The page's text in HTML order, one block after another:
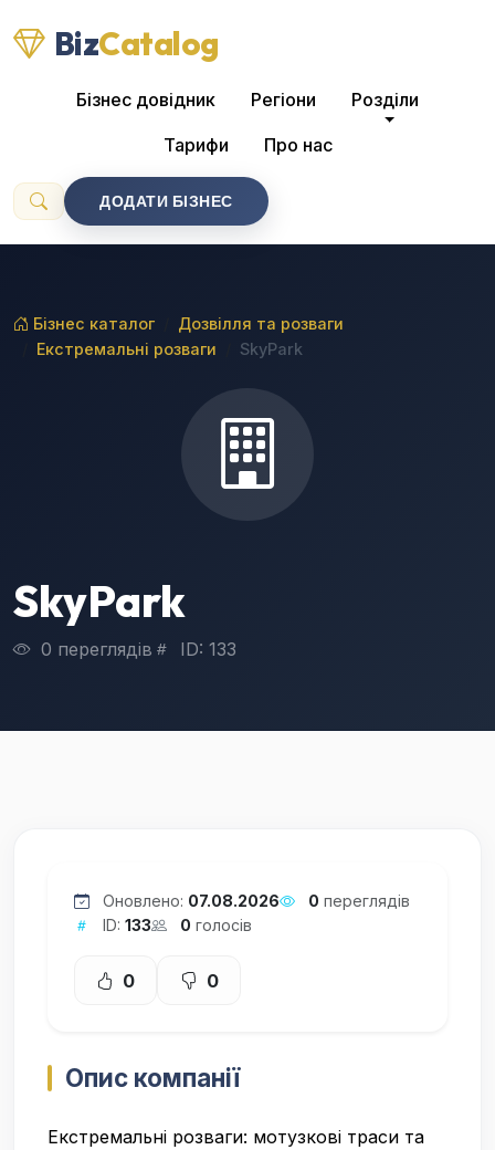
BizCatalog
Бізнес довідник Регіони Розділи
Тарифи Про нас
ДОДАТИ БІЗНЕС
Бізнес каталог
Дозвілля та розваги
Екстремальні розваги
SkyPark
SkyPark
0 переглядів ID: 133
Оновлено: 07.08.2026 0 переглядів
ID: 133 0 голосів
0 0
Опис компанії
Екстремальні розваги: мотузкові траси та